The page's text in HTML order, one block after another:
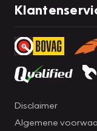
Disclaimer
Algemene